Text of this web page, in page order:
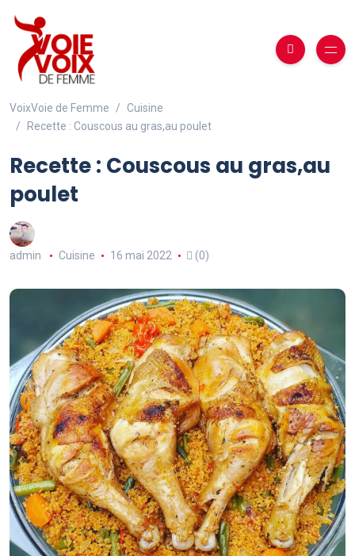
VoixVoie de Femme
Cuisine
Recette : Couscous au gras,au poulet
Recette : Couscous au gras,au
poulet
admin Cuisine 16 mai 2022 (0)